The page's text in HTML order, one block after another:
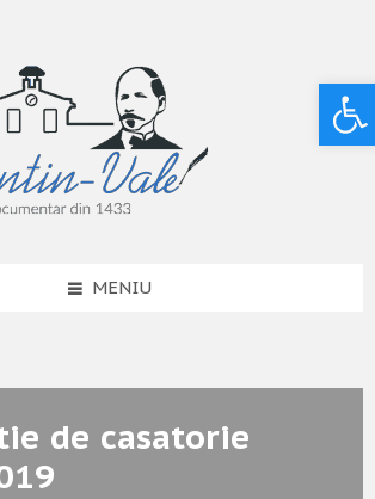
MENIU
de casatorie
Deschide bara de unelte